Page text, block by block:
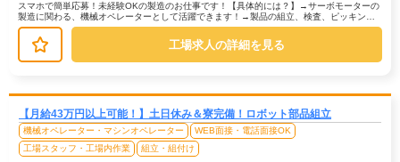
スマホで簡単応募！未経験OKの製造のお仕事です！【具体的には？】→サーボモーターの
製造に関わる、機械オペレーターとして活躍できます！→製品の組立、検査、ピッキン
グ、運搬など、複数の工程があります...
工場求人の詳細を見る
【月給43万円以上可能！】土日休み＆寮完備！ロボット部品組立
機械オペレーター・マシンオペレーター
WEB面接・電話面接OK
工場スタッフ・工場内作業
組立・組付け